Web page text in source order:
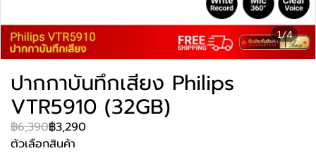
1/4
ปากกาบันทึกเสียง Philips
VTR5910 (32GB)
฿6,390฿3,290
ตัวเลือกสินค้า